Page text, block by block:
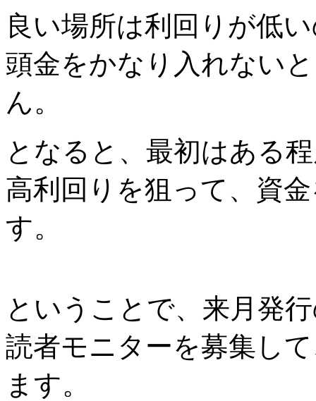
良い場所は利回りが低
頭金をかなり入れない
ん。
となると、最初はある
高利回りを狙って、資
す。
ということで、来月発
読者モニターを募集し
ます。